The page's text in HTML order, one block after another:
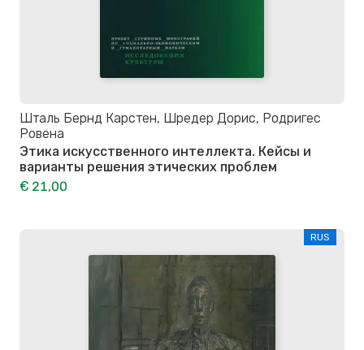
Шталь Бернд Карстен, Шредер Дорис, Родригес
Ровена
Этика искусственного интеллекта. Кейсы и
варианты решения этических проблем
€ 21,00
RUS